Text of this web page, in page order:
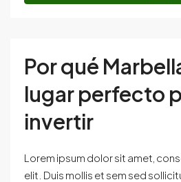
Por qué
lugar perfecto
invertir
Lorem ipsum dolor sit amet,
elit. Duis mollis et sem sed